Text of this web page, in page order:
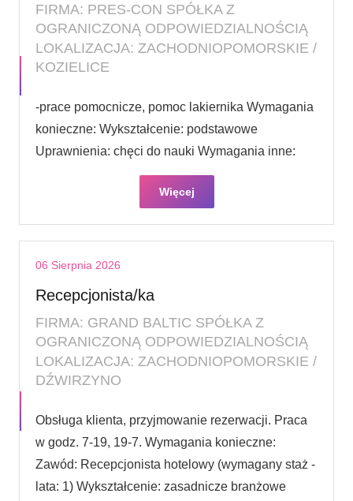
FIRMA: PRES-CON SPÓŁKA Z
OGRANICZONĄ ODPOWIEDZIALNOŚCIĄ
LOKALIZACJA: ZACHODNIOPOMORSKIE /
KOZIELICE
-prace pomocnicze, pomoc lakiernika Wymagania
konieczne: Wykształcenie: podstawowe
Uprawnienia: chęci do nauki Wymagania inne:
Więcej
06 Sierpnia 2026
Recepcjonista/ka
FIRMA: GRAND BALTIC SPÓŁKA Z
OGRANICZONĄ ODPOWIEDZIALNOŚCIĄ
LOKALIZACJA: ZACHODNIOPOMORSKIE /
DŹWIRZYNO
Obsługa klienta, przyjmowanie rezerwacji. Praca
w godz. 7-19, 19-7. Wymagania konieczne:
Zawód: Recepcjonista hotelowy (wymagany staż -
lata: 1) Wykształcenie: zasadnicze branżowe